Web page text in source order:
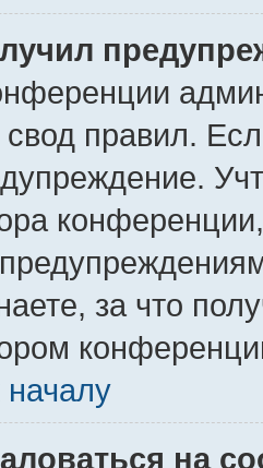
свод правил.
за что
началу
на